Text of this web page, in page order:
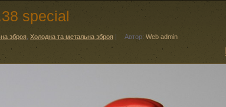
special
зброя Холодна та метальна зброя | Автор: Web admin